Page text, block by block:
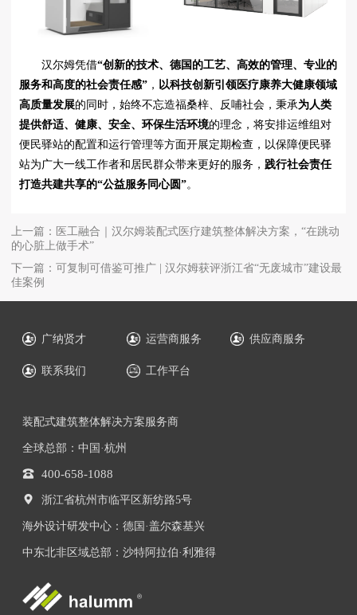
汉尔姆凭借“创新的技术、德国的工艺、高效的管理、专业的
服务和高度的社会责任感” ， 以科技创新引领医疗康养大健康领域
高质量发展的同时，始终不忘造福桑梓、反哺社会，秉承为人类
提供舒适、健康、安全、环保生活环境的理念，将安排运维组对
便民驿站的配置和运行管理等方面开展定期检查，以保障便民驿
站为广大一线工作者和居民群众带来更好的服务， 践行社会责任
打造共建共享的“公益服务同心圆”。
上一篇：医工融合｜汉尔姆装配式医疗建筑整体解决方案，“在跳动
的心脏上做手术”
下一篇：可复制可借鉴可推广 | 汉尔姆获评浙江省“无废城市”建设最
佳案例
广纳贤才 运营商服务 供应商服务
联系我们 工作平台
装配式建筑整体解决方案服务商
全球总部：中国·杭州
400-658-1088
浙江省杭州市临平区新纺路5号
海外设计研发中心：德国·盖尔森基兴
中东北非区域总部：沙特阿拉伯·利雅得